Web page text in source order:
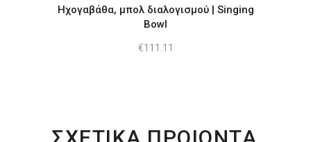
Ηχογαβάθα, μπολ διαλογισμού | Singing
Bowl
€111.11